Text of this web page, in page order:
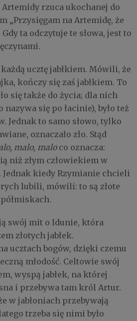
rzuca ukochanej do
„Przysięgam na Artemidę, że
ta odczytuje te słowa, jest to
ucztę jabłkiem. Mówili, że
kończy się zaś jabłkiem. To
się także do życia; dla nich
nazywa się po łacinie), było też
Jednak to samo słowo, tylko
oznaczało zło. Stąd
malo, maloco oznacza:
niż złym człowiekiem w
kiedy Rzymianie chcieli
lubili, mówili: to są złote
swój mit o Idunie, która
złotych jabłek.
ucztach bogów, dzięki czemu
młodość. Celtowie swój
wyspą jabłek, na której
i przebywa tam król Artur.
w jabłoniach przebywają
trzeba się nimi było